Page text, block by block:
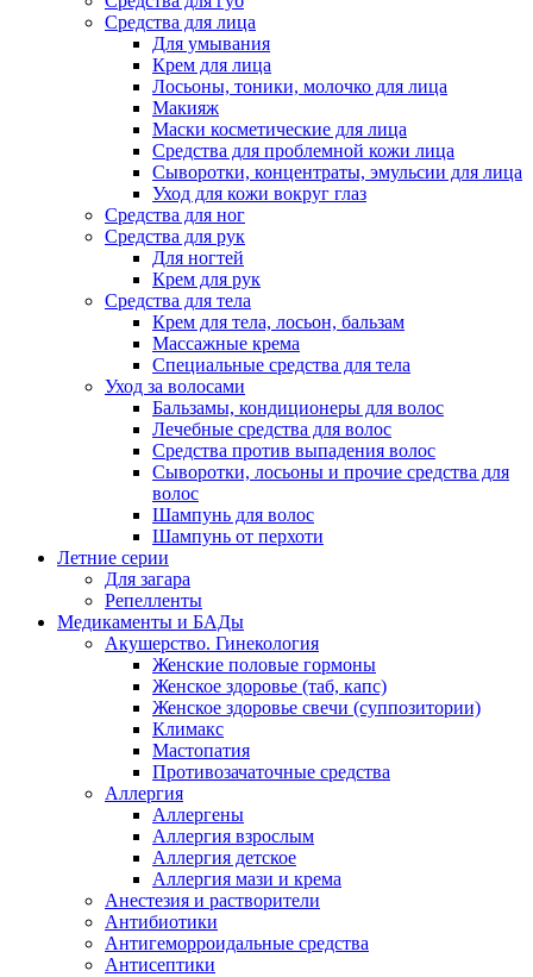
Средства для лица
Для умывания
Крем для лица
Лосьоны, тоники, молочко для лица
Макияж
Маски косметические для лица
Средства для проблемной кожи лица
Сыворотки, концентраты, эмульсии для лица
Уход для кожи вокруг глаз
Средства для ног
Средства для рук
Для ногтей
Крем для рук
Средства для тела
Крем для тела, лосьон, бальзам
Массажные крема
Специальные средства для тела
Уход за волосами
Бальзамы, кондиционеры для волос
Лечебные средства для волос
Средства против выпадения волос
Сыворотки, лосьоны и прочие средства для
волос
Шампунь для волос
Шампунь от перхоти
Летние серии
Для загара
Репелленты
Медикаменты и БАДы
Акушерство. Гинекология
Женские половые гормоны
Женское здоровье (таб, капс)
Женское здоровье свечи (суппозитории)
Климакс
Мастопатия
Противозачаточные средства
Аллергия
Аллергены
Аллергия взрослым
Аллергия детское
Аллергия мази и крема
Анестезия и растворители
Антибиотики
Антигеморроидальные средства
Антисептики